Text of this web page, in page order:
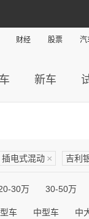
财经 股票 汽
新车
插电式混动 × 吉利
30万 30-50万
车 中型车 中